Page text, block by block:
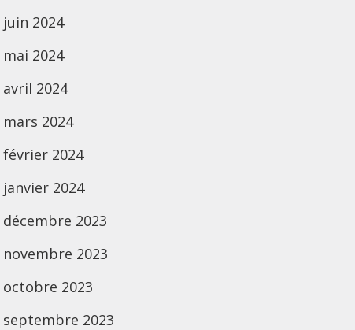
juin 2024
mai 2024
avril 2024
mars 2024
février 2024
janvier 2024
décembre 2023
novembre 2023
octobre 2023
septembre 2023